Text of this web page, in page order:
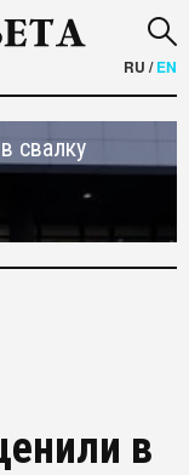
RU /EN
свалку
в